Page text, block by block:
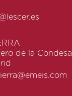
de la Condesa